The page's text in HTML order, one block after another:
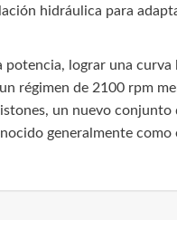
hidráulica para
lograr una
régimen de 2100 rpm
un nuevo
generalmente